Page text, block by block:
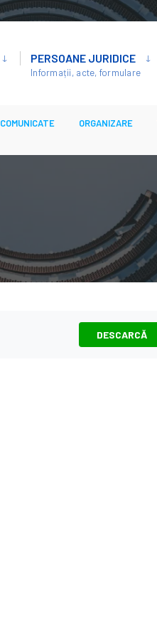
PERSOANE JURIDICE
Informații, acte, formulare
COMUNICATE ORGANIZARE
DESCARCĂ